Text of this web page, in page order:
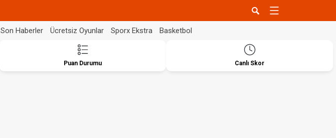
Son Haberler Ücretsiz Oyunlar Sporx Ekstra Basketbol
Puan Durumu Canlı Skor